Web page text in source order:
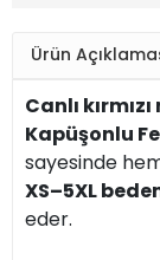
Ürün
Canlı
Kapüşonlu
sayesinde
XS–5XL
eder.